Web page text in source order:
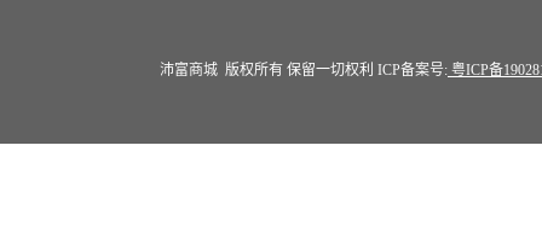
沛富商城 版权所有 保留一切权利 ICP备案号: 粤ICP备